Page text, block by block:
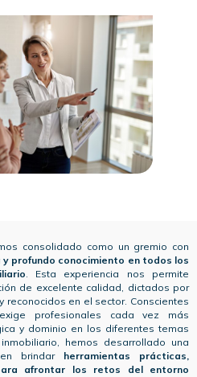
consolidado como un gremio con
profundo conocimiento en todos los
. Esta experiencia nos permite
de excelente calidad, dictados por
en el sector. Conscientes
profesionales cada vez más
y dominio en los diferentes temas
hemos desarrollado una
brindar herramientas prácticas,
afrontar los retos del entorno